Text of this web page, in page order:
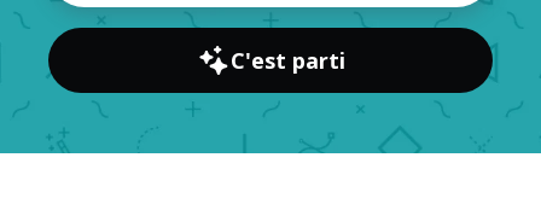
C'est parti